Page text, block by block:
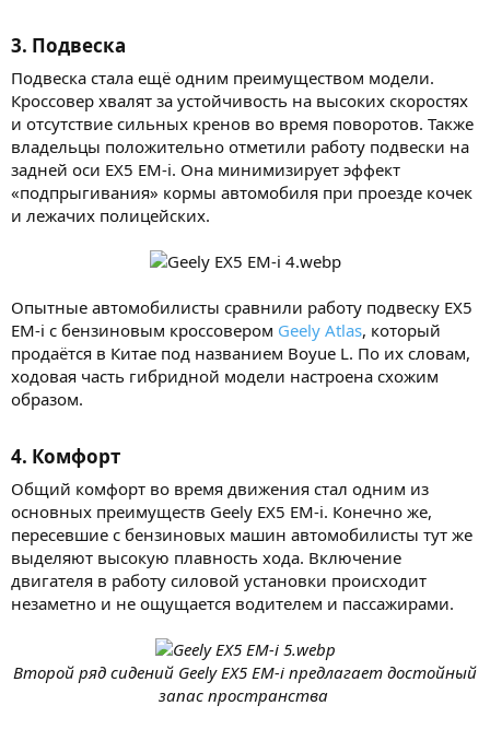
3. Подвеска​
Подвеска стала ещё одним преимуществом модели.
Кроссовер хвалят за устойчивость на высоких скоростях
и отсутствие сильных кренов во время поворотов. Также
владельцы положительно отметили работу подвески на
задней оси EX5 EM-i. Она минимизирует эффект
«подпрыгивания» кормы автомобиля при проезде кочек
и лежачих полицейских.
Опытные автомобилисты сравнили работу подвеску EX5
EM-i с бензиновым кроссовером Geely Atlas, который
продаётся в Китае под названием Boyue L. По их словам,
ходовая часть гибридной модели настроена схожим
образом.
4. Комфорт​
Общий комфорт во время движения стал одним из
основных преимуществ Geely EX5 EM-i. Конечно же,
пересевшие с бензиновых машин автомобилисты тут же
выделяют высокую плавность хода. Включение
двигателя в работу силовой установки происходит
незаметно и не ощущается водителем и пассажирами.
Второй ряд сидений Geely EX5 EM-i предлагает достойный
запас пространства